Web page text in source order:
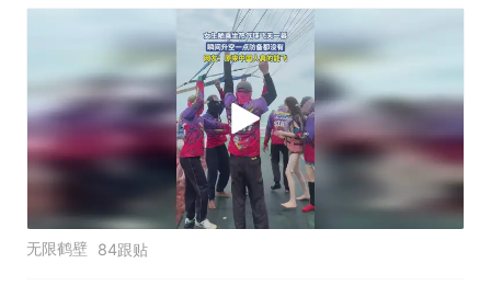
无限鹤壁 84跟贴